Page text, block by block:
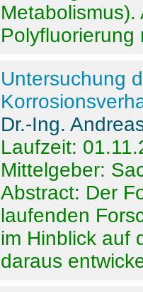
Untersuchung
Dr.-Ing.
Laufzeit:
Mittelgeber:
Abstract: Der
laufenden
im Hinblick auf
daraus